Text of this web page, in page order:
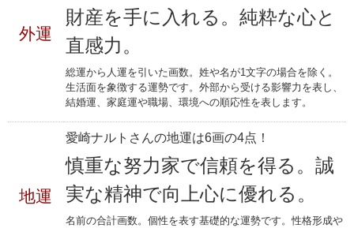
外運
財産を手に入れる。純粋な心と
直感力。
総運から人運を引いた画数。姓や名が1文字の場合を除く。
生活面を象徴する運勢です。外部から受ける影響力を表し、
結婚運、家庭運や職場、環境への順応性を表します。
地運
愛崎ナルトさんの地運は6画の4点！
慎重な努力家で信頼を得る。誠
実な精神で向上心に優れる。
名前の合計画数。個性を表す基礎的な運勢です。性格形成や